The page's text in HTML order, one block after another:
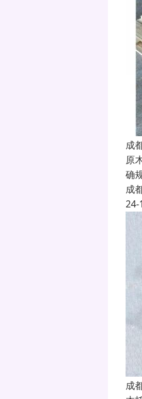
成
原
确
成
24-
成